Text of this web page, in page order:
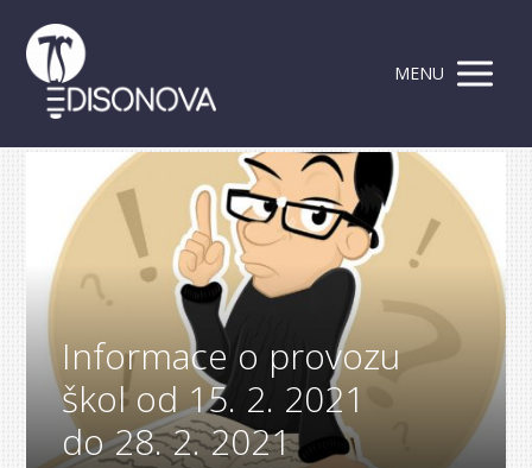
MENU
Informace o provozu
škol od 15. 2. 2021
do 28. 2. 2021